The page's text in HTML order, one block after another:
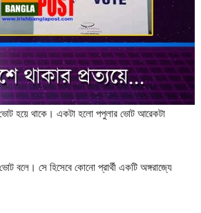
ভোট হয়ে থাকে। একটা হলো পপুলার ভোট আরেকটা
বলে। সে হিসেবে কোনো প্রার্থী একটি অঙ্গরাজ্যে